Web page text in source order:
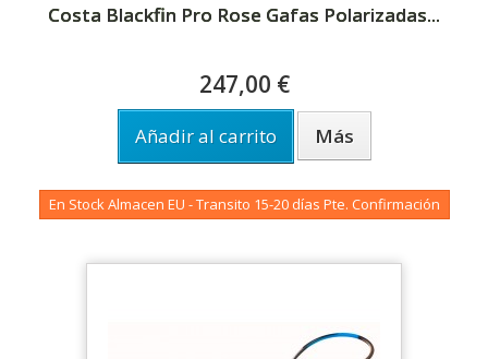
Costa Blackfin Pro Rose Gafas Polarizadas...
247,00 €
Añadir al carrito Más
En Stock Almacen EU - Transito 15-20 días Pte. Confirmación